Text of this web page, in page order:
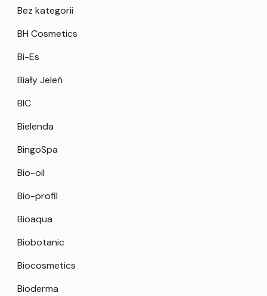
Bez kategorii
BH Cosmetics
Bi-Es
Biały Jeleń
BIC
Bielenda
BingoSpa
Bio-oil
Bio-profil
Bioaqua
Biobotanic
Biocosmetics
Bioderma